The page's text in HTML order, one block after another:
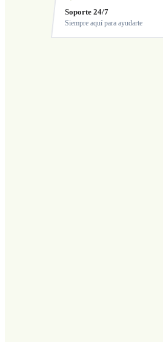
Soporte 24/7
Siempre aquí para ayudarte